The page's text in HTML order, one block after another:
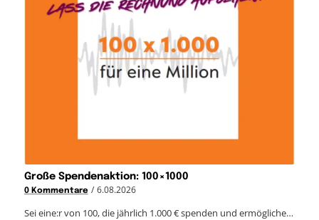
Große Spendenaktion: 100×1000
0 Kommentare / 6.08.2026
Sei eine:r von 100, die jährlich 1.000 € spenden und ermögliche…